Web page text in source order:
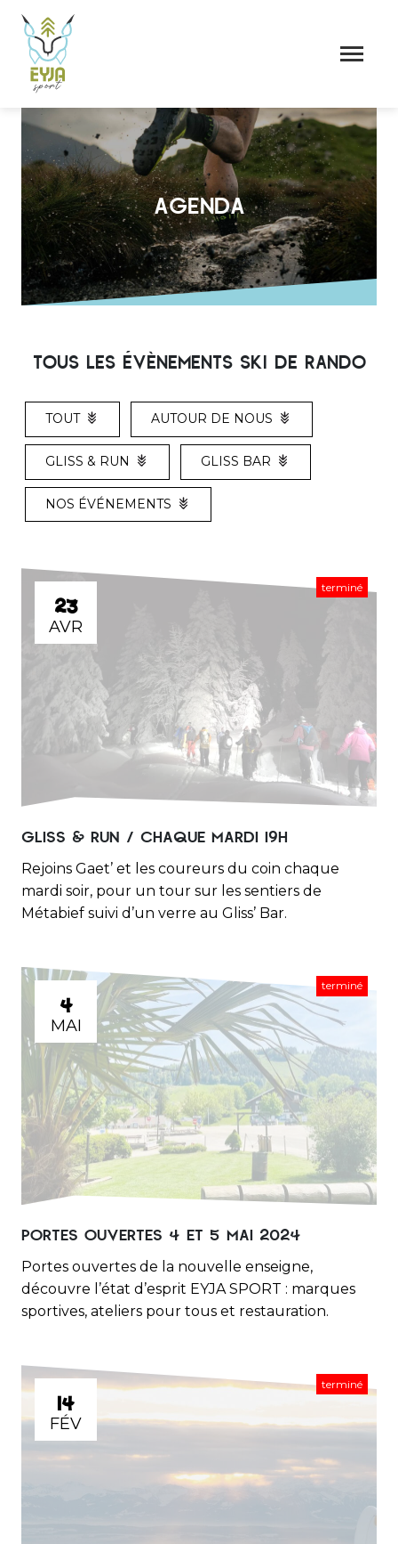
AGENDA
TOUS LES ÉVÈNEMENTS SKI DE RANDO
TOUT AUTOUR DE NOUS
GLISS & RUN GLISS BAR
NOS ÉVÉNEMENTS
23
AVR
terminé
GLISS & RUN / CHAQUE MARDI 19H
Rejoins Gaet’ et les coureurs du coin chaque
mardi soir, pour un tour sur les sentiers de
Métabief suivi d’un verre au Gliss’ Bar.
4
MAI
terminé
PORTES OUVERTES 4 ET 5 MAI 2024
Portes ouvertes de la nouvelle enseigne,
découvre l’état d’esprit EYJA SPORT : marques
sportives, ateliers pour tous et restauration.
14
FÉV
terminé